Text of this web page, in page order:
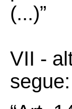
(...)”
VII -
segue: